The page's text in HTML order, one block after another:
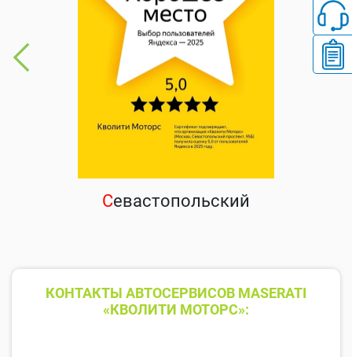
Севастопольский
КОНТАКТЫ АВТОСЕРВИСОВ MASERATI
«КВОЛИТИ МОТОРС»: